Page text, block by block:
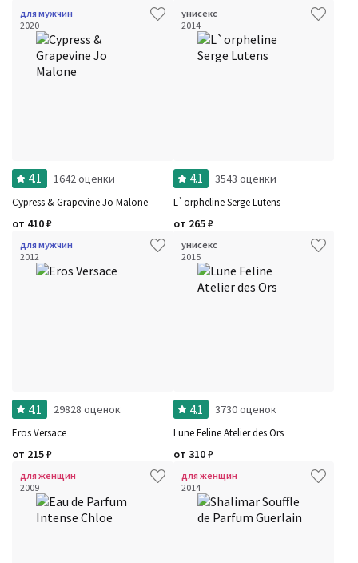
для мужчин
2020
4.1 1642 оценки
Cypress & Grapevine Jo Malone
от 410₽
унисекс
2014
4.1 3543 оценки
L`orpheline Serge Lutens
от 265₽
для мужчин
2012
4.1 29828 оценок
Eros Versace
от 215₽
унисекс
2015
4.1 3730 оценок
Lune Feline Atelier des Ors
от 310₽
для женщин
2009
для женщин
2014